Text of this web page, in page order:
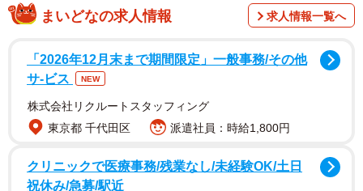
まいどなの求人情報 求人情報一覧へ
「2026年12月末まで期間限定」一般事務/その他
サ-ビス
NEW
株式会社リクルートスタッフィング
東京都 千代田区
派遣社員：時給1,800円
クリニックで医療事務/残業なし/未経験OK/土日
祝休み/急募/駅近